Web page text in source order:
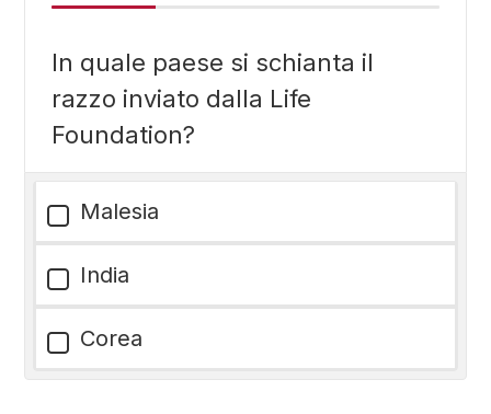
In quale paese si schianta il
razzo inviato dalla Life
Foundation?
Malesia
India
Corea